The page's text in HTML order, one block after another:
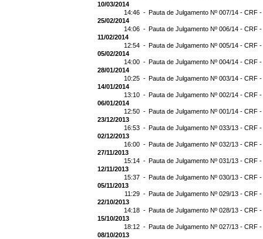
10/03/2014
14:46 - Pauta de Julgamento Nº 007/14 - CRF
25/02/2014
14:06 - Pauta de Julgamento Nº 006/14 - CRF
11/02/2014
12:54 - Pauta de Julgamento Nº 005/14 - CRF
05/02/2014
14:00 - Pauta de Julgamento Nº 004/14 - CRF
28/01/2014
10:25 - Pauta de Julgamento Nº 003/14 - CRF
14/01/2014
13:10 - Pauta de Julgamento Nº 002/14 - CRF
06/01/2014
12:50 - Pauta de Julgamento Nº 001/14 - CRF
23/12/2013
16:53 - Pauta de Julgamento Nº 033/13 - CRF
02/12/2013
16:00 - Pauta de Julgamento Nº 032/13 - CRF
27/11/2013
15:14 - Pauta de Julgamento Nº 031/13 - CRF
12/11/2013
15:37 - Pauta de Julgamento Nº 030/13 - CRF
05/11/2013
11:29 - Pauta de Julgamento Nº 029/13 - CRF
22/10/2013
14:18 - Pauta de Julgamento Nº 028/13 - CRF
15/10/2013
18:12 - Pauta de Julgamento Nº 027/13 - CRF
08/10/2013